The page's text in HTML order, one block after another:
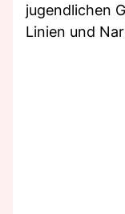
jugendlichen
Linien und